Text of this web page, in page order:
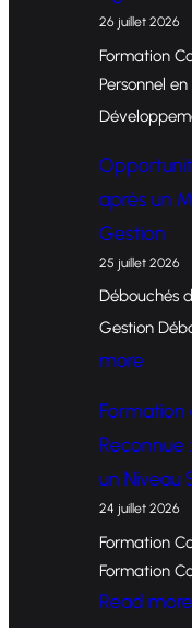
26 juillet 2026
Formation
Personnel
après un
Gestion
25 juillet 2026
Débouchés
Gestion
more:
t
u
Formation
Reconnue
un Niveau
24 juillet 2026
Formation
Formation
Read more